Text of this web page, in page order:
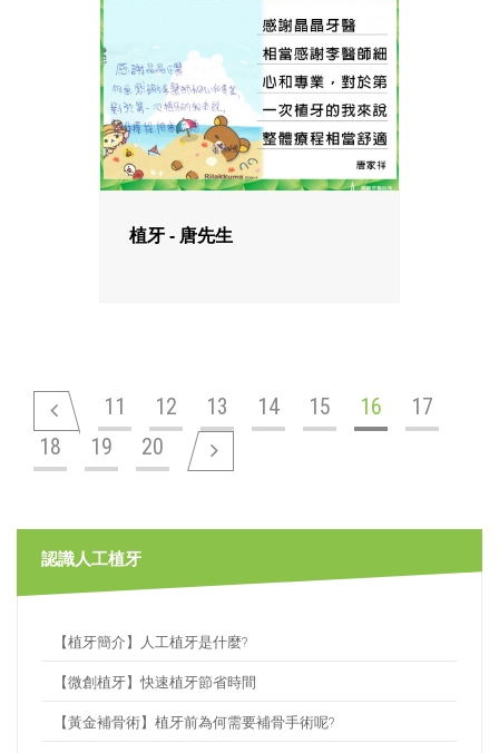
植牙 - 唐先生
11 12 13 14 15 16
17
18
19 20
認識人工植牙
【植牙簡介】人工植牙是什麼?
【微創植牙】快速植牙節省時間
【黃金補骨術】植牙前為何需要補骨手術呢?